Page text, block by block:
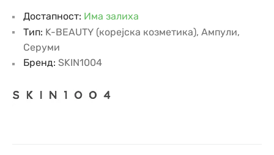
Достапност: Има залиха
Тип: K-BEAUTY (корејска козметика), Ампули,
Серуми
Бренд: SKIN1004